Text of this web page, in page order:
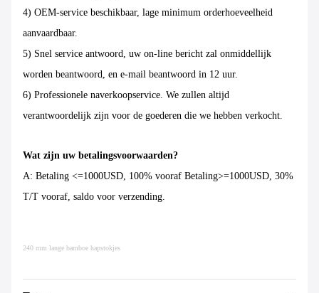
4) OEM-service beschikbaar, lage minimum orderhoeveelheid
aanvaardbaar.
5) Snel service antwoord, uw on-line bericht zal onmiddellijk
worden beantwoord, en e-mail beantwoord in 12 uur.
6) Professionele naverkoopservice. We zullen altijd
verantwoordelijk zijn voor de goederen die we hebben verkocht.
Wat zijn uw betalingsvoorwaarden?
A: Betaling <=1000USD, 100% vooraf Betaling>=1000USD, 30%
T/T vooraf, saldo voor verzending.
240 mm lange bamboe hapstokjes